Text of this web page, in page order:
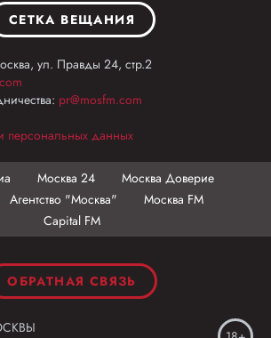
СЕТКА ВЕЩАНИЯ
ул. Правды 24, стр.2
pr@mosfm.com
персональных данных
Москва 24
Москва Доверие
Агентство "Москва"
Москва FM
Capital FM
ОБРАТНАЯ СВЯЗЬ